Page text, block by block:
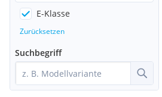
E-Klasse
Zurücksetzen
Suchbegriff